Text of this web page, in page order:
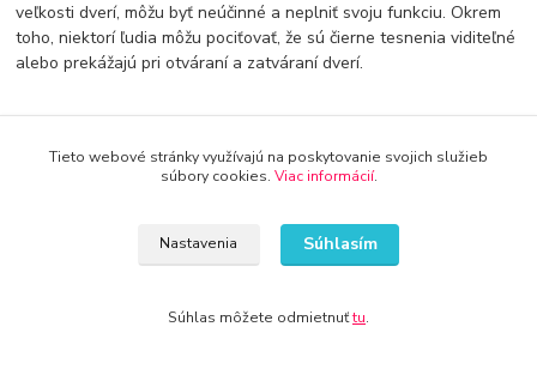
veľkosti dverí, môžu byť neúčinné a neplniť svoju funkciu. Okrem
toho, niektorí ľudia môžu pociťovať, že sú čierne tesnenia viditeľné
alebo prekážajú pri otváraní a zatváraní dverí.
Využite dopravu úplne zadarmo
Značka Kameník Vás presvedčí o kvalite
Tieto webové stránky využívajú na poskytovanie svojich služieb
súbory cookies. Viac informácií.
Nastavenia Súhlasím
Súhlas môžete odmietnuťtu.